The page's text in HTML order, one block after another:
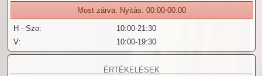
Most zárva. Nyitás: 00:00-00:00
H - Szo:
10:00-21:30
V:
10:00-19:30
ÉRTÉKELÉSEK